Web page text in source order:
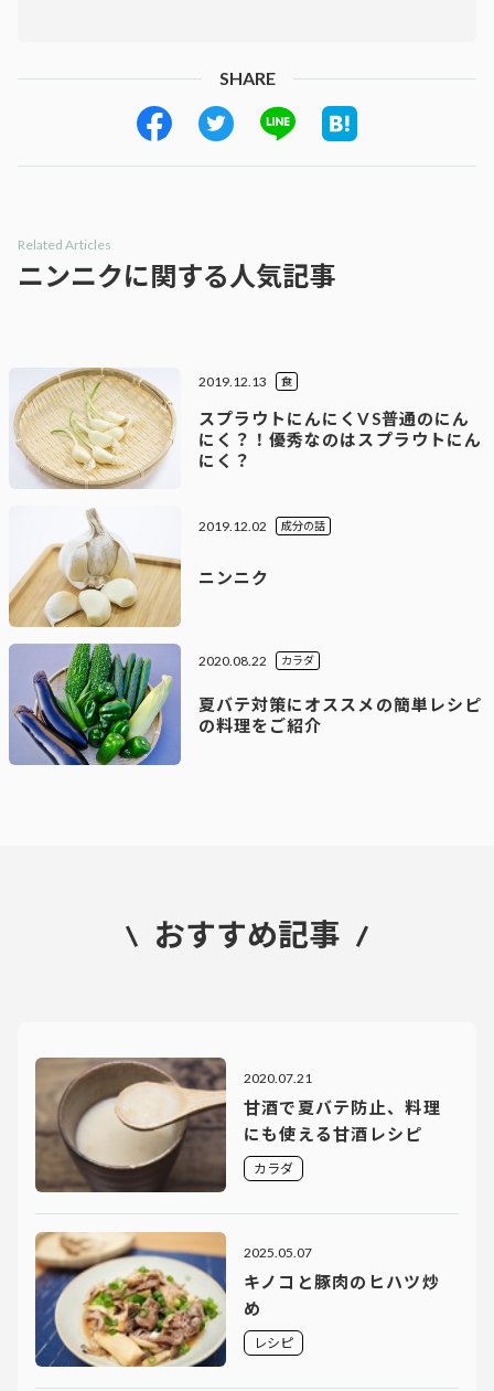
SHARE
Related Articles
ニンニクに関する人気記事
2019.12.13
スプラウトにんにくVS普通のにん
にく？！優秀なのはスプラウトにん
にく？
食
2019.12.02
ニンニク
成分の話
2020.08.22
夏バテ対策にオススメの簡単レシピ
の料理をご紹介
カラダ
おすすめ記事
2020.07.21
甘酒で夏バテ防止、料理
にも使える甘酒レシピ
カラダ
2025.05.07
キノコと豚肉のヒハツ炒
め
レシピ